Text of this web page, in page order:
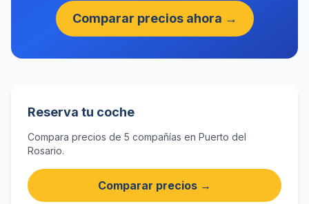
Comparar precios ahora →
Reserva tu coche
Compara precios de 5 compañías en Puerto del
Rosario.
Comparar precios →